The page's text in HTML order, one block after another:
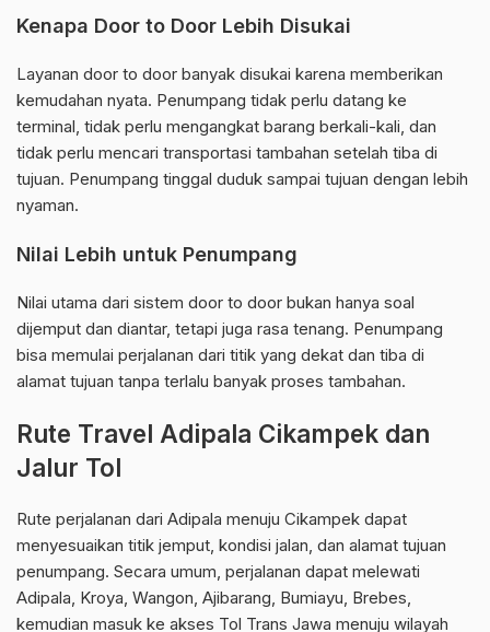
Kenapa Door to Door Lebih Disukai
Layanan door to door banyak disukai karena memberikan
kemudahan nyata. Penumpang tidak perlu datang ke
terminal, tidak perlu mengangkat barang berkali-kali, dan
tidak perlu mencari transportasi tambahan setelah tiba di
tujuan. Penumpang tinggal duduk sampai tujuan dengan lebih
nyaman.
Nilai Lebih untuk Penumpang
Nilai utama dari sistem door to door bukan hanya soal
dijemput dan diantar, tetapi juga rasa tenang. Penumpang
bisa memulai perjalanan dari titik yang dekat dan tiba di
alamat tujuan tanpa terlalu banyak proses tambahan.
Rute Travel Adipala Cikampek dan
Jalur Tol
Rute perjalanan dari Adipala menuju Cikampek dapat
menyesuaikan titik jemput, kondisi jalan, dan alamat tujuan
penumpang. Secara umum, perjalanan dapat melewati
Adipala, Kroya, Wangon, Ajibarang, Bumiayu, Brebes,
kemudian masuk ke akses Tol Trans Jawa menuju wilayah